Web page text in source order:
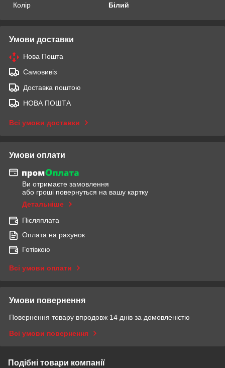
Колір
Білий
Умови доставки
Нова Пошта
Самовивіз
Доставка поштою
НОВА ПОШТА
Всі умови доставки
Умови оплати
Ви отримаєте замовлення
або гроші повернуться на вашу картку
Детальніше
Післяплата
Оплата на рахунок
Готівкою
Всі умови оплати
Умови повернення
Повернення товару впродовж 14 днів за домовленістю
Всі умови повернення
Подібні товари компанії